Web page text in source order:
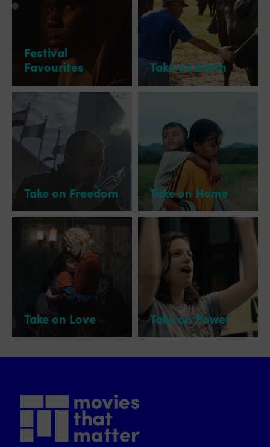
Festival
Favourites
Take on Earth
Take on Freedom Take on Home
Take on Love Take on Power